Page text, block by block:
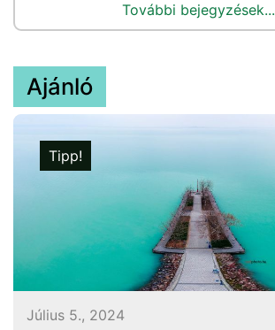
További bejegyzések...
Ajánló
Tipp!
Július 5., 2024